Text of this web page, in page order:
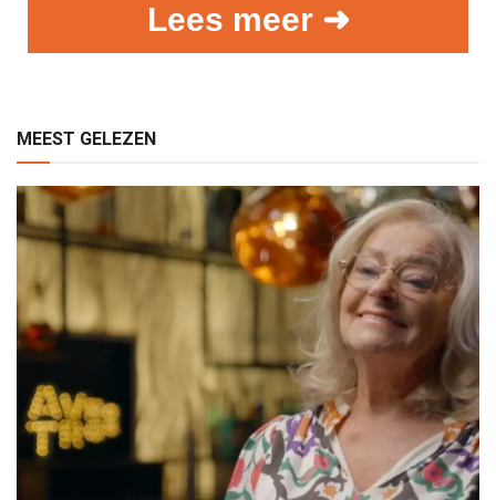
Lees meer ➜
MEEST GELEZEN